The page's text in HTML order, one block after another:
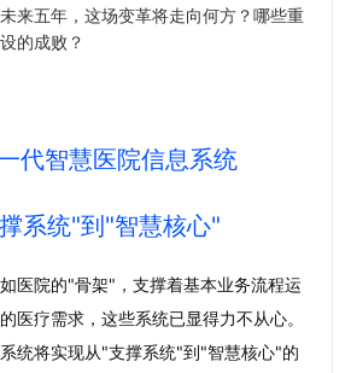
来五年，这场变革将走向何方？哪些重
的成败？
代智慧医院信息系统
系统"到"智慧核心"
医院的"骨架"，支撑着基本业务流程运
医疗需求，这些系统已显得力不从心。
统将实现从"支撑系统"到"智慧核心"的